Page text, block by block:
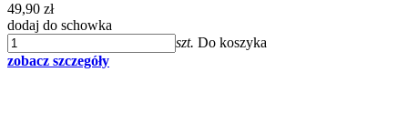
49,90 zł
dodaj do schowka
szt. Do koszyka
zobacz szczegóły